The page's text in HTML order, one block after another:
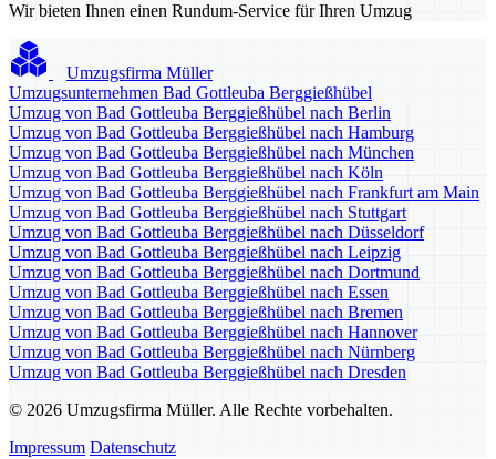
Wir bieten Ihnen einen Rundum-Service für Ihren Umzug
Umzugsfirma Müller
Umzugsunternehmen Bad Gottleuba Berggießhübel
Umzug von Bad Gottleuba Berggießhübel nach Berlin
Umzug von Bad Gottleuba Berggießhübel nach Hamburg
Umzug von Bad Gottleuba Berggießhübel nach München
Umzug von Bad Gottleuba Berggießhübel nach Köln
Umzug von Bad Gottleuba Berggießhübel nach Frankfurt am Main
Umzug von Bad Gottleuba Berggießhübel nach Stuttgart
Umzug von Bad Gottleuba Berggießhübel nach Düsseldorf
Umzug von Bad Gottleuba Berggießhübel nach Leipzig
Umzug von Bad Gottleuba Berggießhübel nach Dortmund
Umzug von Bad Gottleuba Berggießhübel nach Essen
Umzug von Bad Gottleuba Berggießhübel nach Bremen
Umzug von Bad Gottleuba Berggießhübel nach Hannover
Umzug von Bad Gottleuba Berggießhübel nach Nürnberg
Umzug von Bad Gottleuba Berggießhübel nach Dresden
© 2026 Umzugsfirma Müller. Alle Rechte vorbehalten.
Impressum Datenschutz